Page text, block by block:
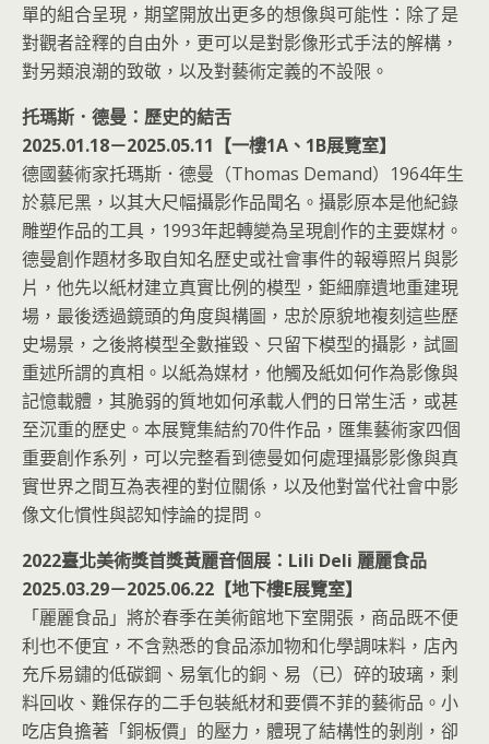
單的組合呈現，期望開放出更多的想像與可能性：除了是
對觀者詮釋的自由外，更可以是對影像形式手法的解構，
對另類浪潮的致敬，以及對藝術定義的不設限。
托瑪斯．德曼：歷史的結舌
2025.01.18－2025.05.11【一樓1A、1B展覽室】
德國藝術家托瑪斯．德曼（Thomas Demand）1964年生
於慕尼黑，以其大尺幅攝影作品聞名。攝影原本是他紀錄
雕塑作品的工具，1993年起轉變為呈現創作的主要媒材。
德曼創作題材多取自知名歷史或社會事件的報導照片與影
片，他先以紙材建立真實比例的模型，鉅細靡遺地重建現
場，最後透過鏡頭的角度與構圖，忠於原貌地複刻這些歷
史場景，之後將模型全數摧毀、只留下模型的攝影，試圖
重述所謂的真相。以紙為媒材，他觸及紙如何作為影像與
記憶載體，其脆弱的質地如何承載人們的日常生活，或甚
至沉重的歷史。本展覽集結約70件作品，匯集藝術家四個
重要創作系列，可以完整看到德曼如何處理攝影影像與真
實世界之間互為表裡的對位關係，以及他對當代社會中影
像文化慣性與認知悖論的提問。
2022臺北美術獎首獎黃麗音個展：Lili Deli 麗麗食品
2025.03.29－2025.06.22【地下樓E展覽室】
「麗麗食品」將於春季在美術館地下室開張，商品既不便
利也不便宜，不含熟悉的食品添加物和化學調味料，店內
充斥易鏽的低碳鋼、易氧化的銅、易（已）碎的玻璃，剩
料回收、難保存的二手包裝紙材和要價不菲的藝術品。小
吃店負擔著「銅板價」的壓力，體現了結構性的剝削，卻